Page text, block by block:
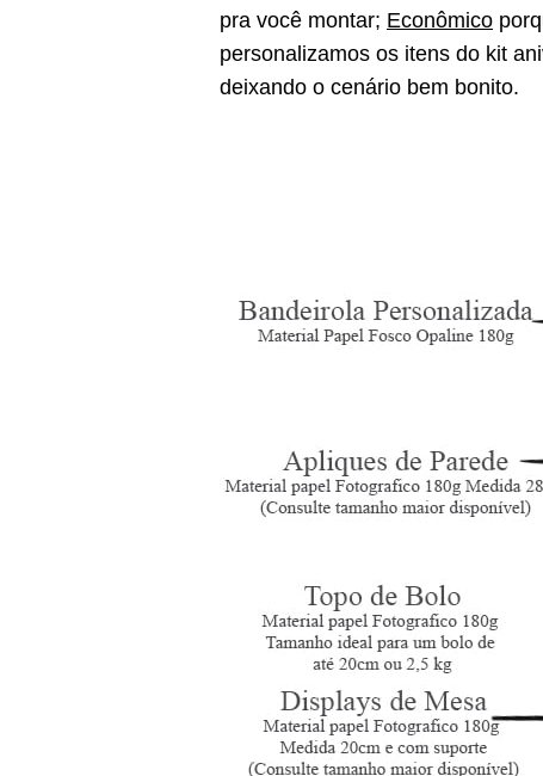
pra você montar; Econômico
personalizamos os itens do kit
deixando o cenário bem bonito.